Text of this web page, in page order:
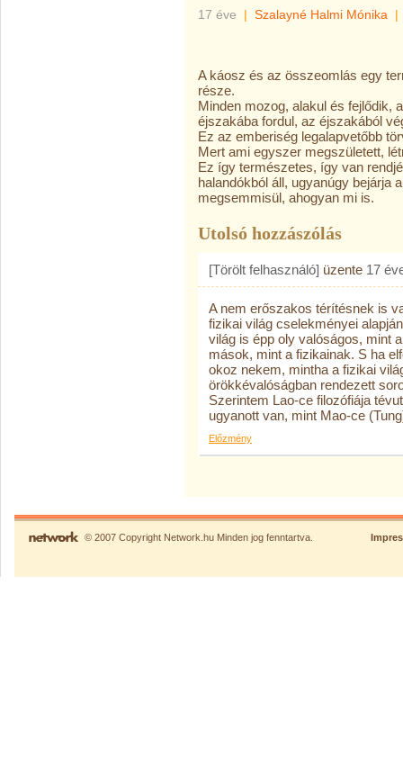
17 éve | Szalayné Halmi Mónika |
A káosz és az összeomlás egy
része.
Minden mozog, alakul és fejlődik,
éjszakába fordul, az éjszakából
Ez az emberiség legalapvetőbb
Mert ami egyszer megszületett,
Ez így természetes, így van
halandókból áll, ugyanúgy bejárja
megsemmisül, ahogyan mi is.
Utolsó hozzászólás
[Törölt felhasználó] üzente 17
A nem erőszakos térítésnek is
fizikai világ cselekményei
világ is épp oly valóságos, mint
mások, mint a fizikainak. S ha
okoz nekem, mintha a fizikai
örökkévalóságban rendezett
Szerintem Lao-ce filozófiája
ugyanott van, mint Mao-ce
Előzmény
© 2007 Copyright Network.hu Minden jog fenntartva.